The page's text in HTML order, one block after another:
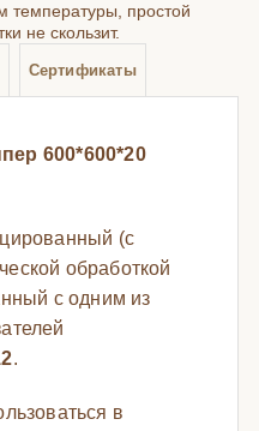
температуры, простой
не скользит.
Сертификаты
600*600*20
(с
обработкой
с одним из
.
в